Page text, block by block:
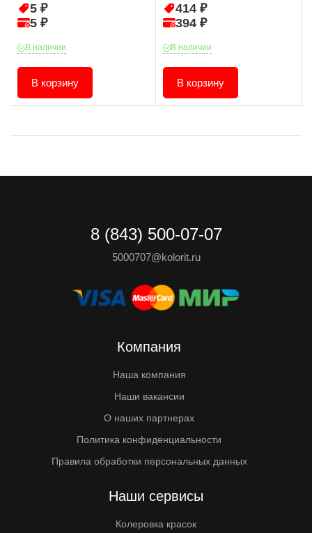
5 ₽
5 ₽
В наличии
В корзину
414 ₽
394 ₽
В наличии
В корзину
8 (843) 500-07-07
5000707@kolorit.ru
Компания
Наша компания
Наши вакансии
О наших партнерах
Политика конфиденциальности
Правила обработки персональных данных
Наши сервисы
Колеровка красок